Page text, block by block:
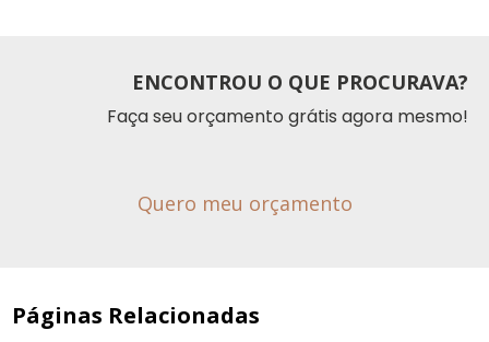
ENCONTROU O QUE PROCURAVA?
Faça seu orçamento grátis agora mesmo!
Quero meu orçamento
Páginas Relacionadas